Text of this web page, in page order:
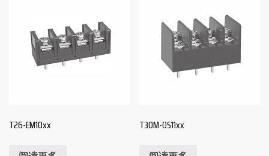
T26-EM10xx T30M-OS11xx